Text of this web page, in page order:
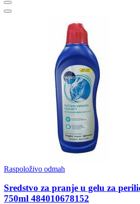
Raspoloživo odmah
Sredstvo za pranje u gelu za
750ml 484010678152